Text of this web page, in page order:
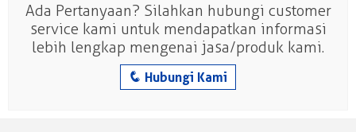
Ada Pertanyaan? Silahkan hubungi customer
service kami untuk mendapatkan informasi
lebih lengkap mengenai jasa/produk kami.
q Hubungi Kami